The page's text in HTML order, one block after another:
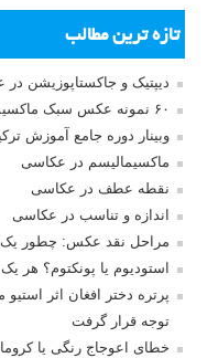
تازه ترین مطالب
دیپتیک و جاکستا‌پوزیشن
۶۰ نمونه عکس سبک ماکسیمالیسم
وبینار دوره جامع آموزش
ماکسیمالیسم در عکاسی
نقطه عطف در عکاسی
اندازه و تناسب در عکاسی
مراحل نقد عکس: چطور یک
استودیوم یا پونکتوم؟ هر
پرتره دختر افغان اثر
توجه قرار گرفت
خطای اعوجاج رنگی یا